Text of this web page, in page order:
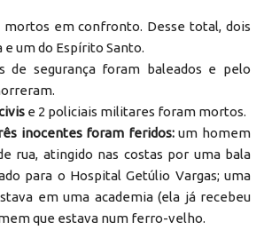
mortos em confronto. Desse total, dois
e um do Espírito Santo.
de segurança foram baleados e pelo
e 2 policiais militares foram mortos.
inocentes foram feridos:um homem
rua, atingido nas costas por uma bala
para o Hospital Getúlio Vargas; uma
em uma academia (ela já recebeu
que estava num ferro-velho.